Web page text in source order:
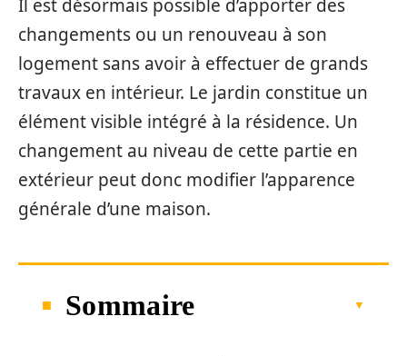
Il est désormais possible d’apporter des
changements ou un renouveau à son
logement sans avoir à effectuer de grands
travaux en intérieur. Le jardin constitue un
élément visible intégré à la résidence. Un
changement au niveau de cette partie en
extérieur peut donc modifier l’apparence
générale d’une maison.
Sommaire